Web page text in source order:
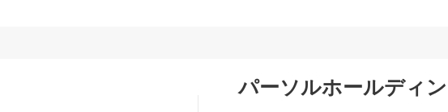
パーソルホールディ